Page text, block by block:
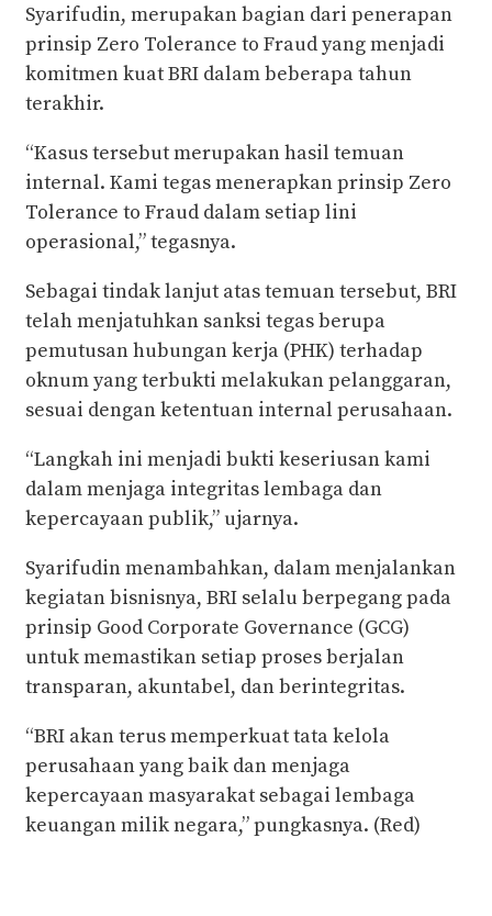
Syarifudin, merupakan bagian dari penerapan
prinsip Zero Tolerance to Fraud yang menjadi
komitmen kuat BRI dalam beberapa tahun
terakhir.
“Kasus tersebut merupakan hasil temuan
internal. Kami tegas menerapkan prinsip Zero
Tolerance to Fraud dalam setiap lini
operasional,” tegasnya.
Sebagai tindak lanjut atas temuan tersebut, BRI
telah menjatuhkan sanksi tegas berupa
pemutusan hubungan kerja (PHK) terhadap
oknum yang terbukti melakukan pelanggaran,
sesuai dengan ketentuan internal perusahaan.
“Langkah ini menjadi bukti keseriusan kami
dalam menjaga integritas lembaga dan
kepercayaan publik,” ujarnya.
Syarifudin menambahkan, dalam menjalankan
kegiatan bisnisnya, BRI selalu berpegang pada
prinsip Good Corporate Governance (GCG)
untuk memastikan setiap proses berjalan
transparan, akuntabel, dan berintegritas.
“BRI akan terus memperkuat tata kelola
perusahaan yang baik dan menjaga
kepercayaan masyarakat sebagai lembaga
keuangan milik negara,” pungkasnya. (Red)